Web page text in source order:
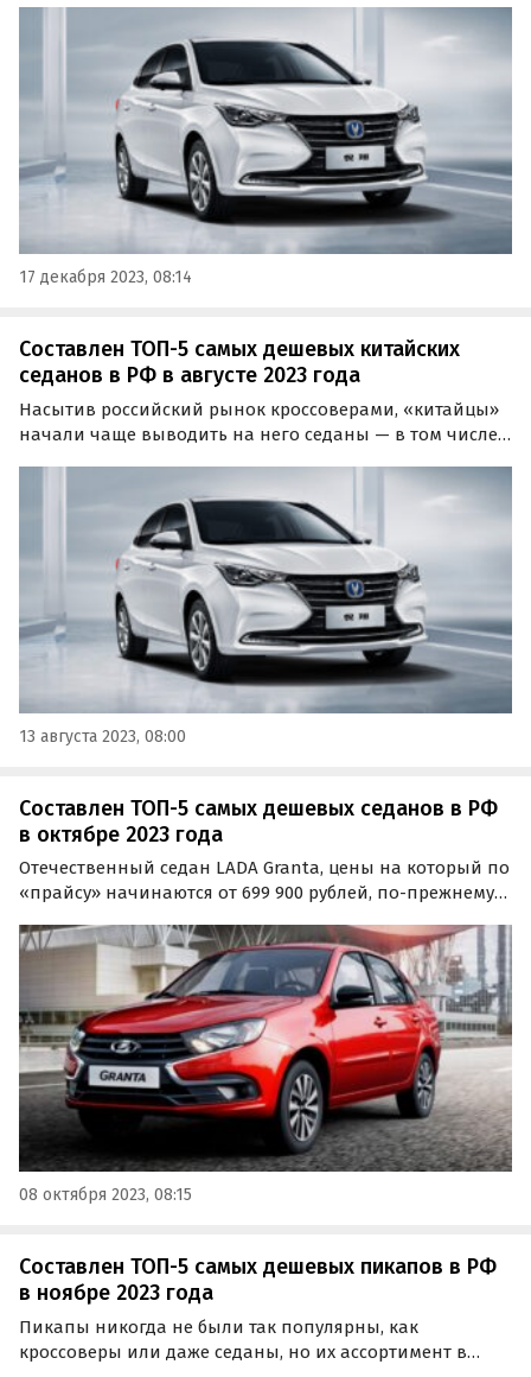
17 декабря 2023, 08:14
Составлен ТОП-5 самых дешевых китайских
седанов в РФ в августе 2023 года
Насытив российский рынок кроссоверами, «китайцы»
начали чаще выводить на него седаны — в том числе
другие полюбившиеся россиянам «бюджетники».
13 августа 2023, 08:00
Составлен ТОП-5 самых дешевых седанов в РФ
в октябре 2023 года
Отечественный седан LADA Granta, цены на который по
«прайсу» начинаются от 699 900 рублей, по-прежнему
типе кузова.
08 октября 2023, 08:15
Составлен ТОП-5 самых дешевых пикапов в РФ
в ноябре 2023 года
Пикапы никогда не были так популярны, как
кроссоверы или даже седаны, но их ассортимент в